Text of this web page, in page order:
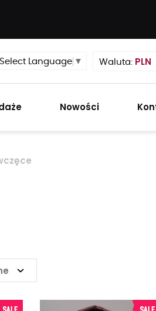
Select Language ▼ Waluta: PLN
Nowości